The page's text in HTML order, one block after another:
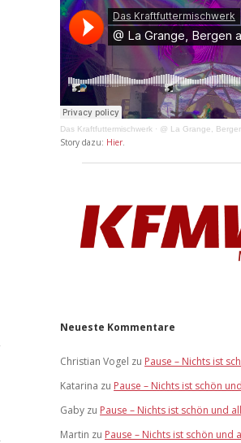
Das Kraftfuttermischwerk · @ La Grange,
Story dazu: Hier.
Neueste Kommentare
Christian Vogel zu Pause – Nichts ist
Katarina zu Pause – Nichts ist schön
Gaby zu Pause – Nichts ist schön und
Martin zu Pause – Nichts ist schön und